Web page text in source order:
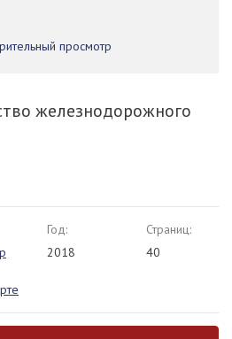
просмотр
железнодорожного
Год:
2018
Страниц:
40